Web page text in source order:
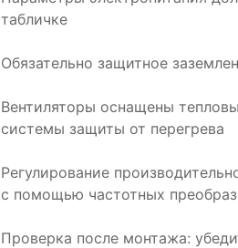
табличке
Обязательно защитное
Вентиляторы оснащены
системы защиты от перегрева
Регулирование
с помощью частотных
Проверка после монтажа: